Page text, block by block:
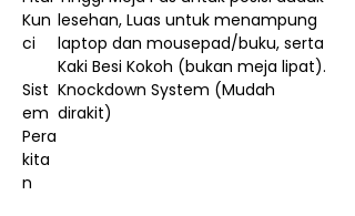
Kun
ci
lesehan, Luas untuk menampung
laptop dan mousepad/buku, serta
Kaki Besi Kokoh (bukan meja lipat).
Sist
em
Pera
kita
n
Knockdown System (Mudah
dirakit)